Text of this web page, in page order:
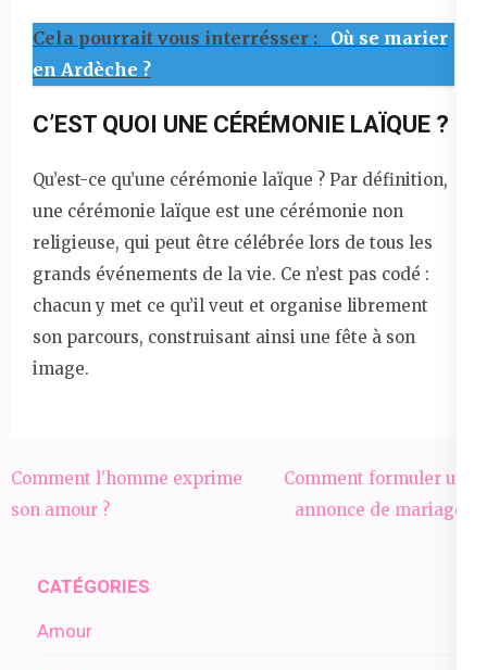
Cela pourrait vous interrésser :
Où se marier
en Ardèche ?
C’EST QUOI UNE CÉRÉMONIE LAÏQUE ?
Qu’est-ce qu’une cérémonie laïque ? Par définition,
une cérémonie laïque est une cérémonie non
religieuse, qui peut être célébrée lors de tous les
grands événements de la vie. Ce n’est pas codé :
chacun y met ce qu’il veut et organise librement
son parcours, construisant ainsi une fête à son
image.
Navigation
de
Comment l’homme exprime
son amour ?
Comment formuler une
annonce de mariage ?
CATÉGORIES
Amour